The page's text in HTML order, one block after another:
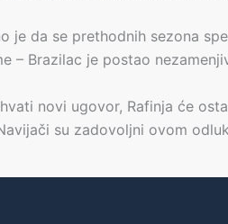
je da se prethodnih sezona
– Brazilac je postao
novi ugovor, Rafinja će
su zadovoljni ovom